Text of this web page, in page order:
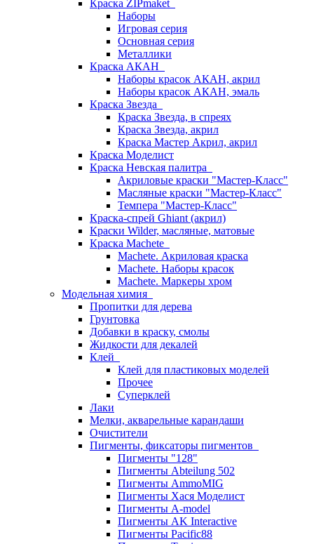
Краска ZIPmaket
Наборы
Игровая серия
Основная серия
Металлики
Краска АКАН
Наборы красок АКАН, акрил
Наборы красок АКАН, эмаль
Краска Звезда
Краска Звезда, в спреях
Краска Звезда, акрил
Краска Мастер Акрил, акрил
Краска Моделист
Краска Невская палитра
Акриловые краски "Мастер-Класс"
Масляные краски "Мастер-Класс"
Темпера "Мастер-Класс"
Краска-спрей Ghiant (акрил)
Краски Wilder, масляные, матовые
Краска Machete
Machete. Акриловая краска
Machete. Наборы красок
Machete. Маркеры хром
Модельная химия
Пропитки для дерева
Грунтовка
Добавки в краску, смолы
Жидкости для декалей
Клей
Клей для пластиковых моделей
Прочее
Суперклей
Лаки
Мелки, акварельные карандаши
Очистители
Пигменты, фиксаторы пигментов
Пигменты "128"
Пигменты Abteilung 502
Пигменты AmmoMIG
Пигменты Хася Моделист
Пигменты A-model
Пигменты AK Interactive
Пигменты Pacific88